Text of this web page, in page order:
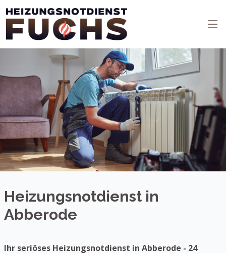
Heizungsnotdienst in
Abberode
Ihr seriöses Heizungsnotdienst in Abberode - 24